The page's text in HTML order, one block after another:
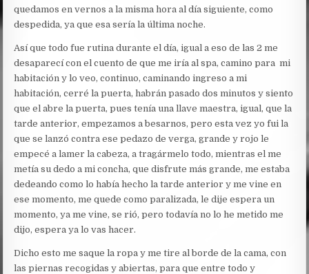
quedamos en vernos a la misma hora al día siguiente, como
despedida, ya que esa sería la última noche.
Así que todo fue rutina durante el día, igual a eso de las 2 me
desaparecí con el cuento de que me iría al spa, camino para mi
habitación y lo veo, continuo, caminando ingreso a mi
habitación, cerré la puerta, habrán pasado dos minutos y siento
que el abre la puerta, pues tenía una llave maestra, igual, que la
tarde anterior, empezamos a besarnos, pero esta vez yo fui la
que se lanzó contra ese pedazo de verga, grande y rojo le
empecé a lamer la cabeza, a tragármelo todo, mientras el me
metía su dedo a mi concha, que disfrute más grande, me estaba
dedeando como lo había hecho la tarde anterior y me vine en
ese momento, me quede como paralizada, le dije espera un
momento, ya me vine, se rió, pero todavía no lo he metido me
dijo, espera ya lo vas hacer.
Dicho esto me saque la ropa y me tire al borde de la cama, con
las piernas recogidas y abiertas, para que entre todo y